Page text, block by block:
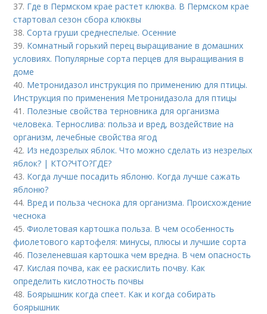
37. Где в Пермском крае растет клюква. В Пермском крае
стартовал сезон сбора клюквы
38.Сорта груши среднеспелые. Осенние
39. Комнатный горький перец выращивание в домашних
условиях. Популярные сорта перцев для выращивания в
доме
40. Метронидазол инструкция по применению для птицы.
Инструкция по применения Метронидазола для птицы
41. Полезные свойства терновника для организма
человека. Тернослива: польза и вред, воздействие на
организм, лечебные свойства ягод
42. Из недозрелых яблок. Что можно сделать из незрелых
яблок? | КТО?ЧТО?ГДЕ?
43. Когда лучше посадить яблоню. Когда лучше сажать
яблоню?
44. Вред и польза чеснока для организма. Происхождение
чеснока
45.Фиолетовая картошка польза. В чем особенность
фиолетового картофеля: минусы, плюсы и лучшие сорта
46. Позеленевшая картошка чем вредна. В чем опасность
47. Кислая почва, как ее раскислить почву. Как
определить кислотность почвы
48. Боярышник когда спеет. Как и когда собирать
боярышник